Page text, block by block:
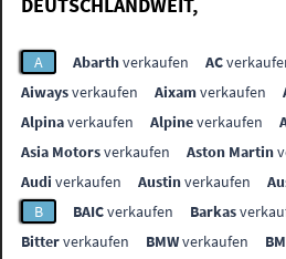
A Abarthverkaufen AC
Aiwaysverkaufen Aixamverkaufen
Alpinaverkaufen Alpineverkaufen
Asia Motorsverkaufen Aston Martin
Audi verkaufen Austinverkaufen
B
BAICverkaufen Barkas
Bitterverkaufen BMWverkaufen